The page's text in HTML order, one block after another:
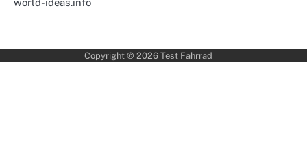
Copyright © 2026 Test Fahrrad